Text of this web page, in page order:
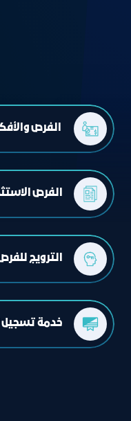
الفرص
الفرص
الترويج
خدمة تسجيل